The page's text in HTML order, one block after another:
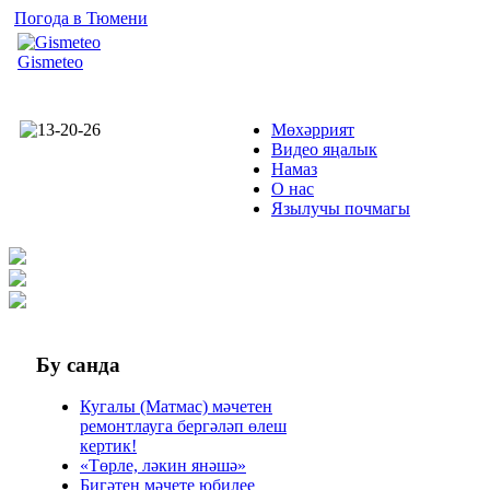
Погода в Тюмени
Gismeteo
Мөхәррият
Видео яңалык
Намаз
О нас
Язылучы почмагы
Бу санда
Кугалы (Матмас) мәчетен
ремонтлауга бергәләп өлеш
кертик!
«Төрле, ләкин янәшә»
Бигәтен мәчете юбилее